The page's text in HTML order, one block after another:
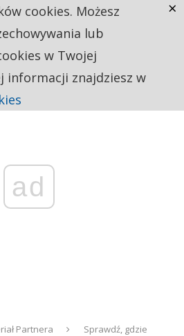
ad
Partnera
Sprawdź, gdzie
cookies. Możesz
lub
w Twojej
informacji znajdziesz w
×